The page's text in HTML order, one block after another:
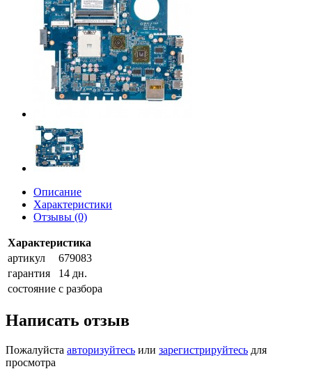
Описание
Характеристики
Отзывы (0)
Характеристика
артикул
679083
гарантия
14 дн.
состояние с разбора
Написать отзыв
Пожалуйста авторизуйтесь или зарегистрируйтесь для
просмотра